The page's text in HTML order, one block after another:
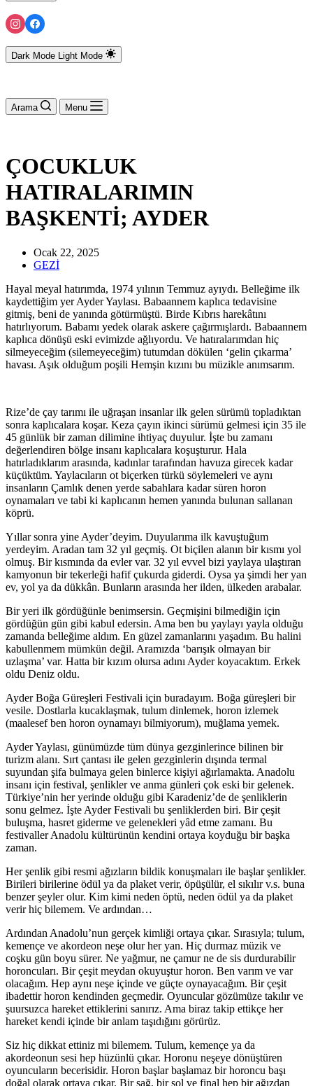
Dark Mode Light Mode
Arama Menu
ÇOCUKLUK
HATIRALARIMIN
BAŞKENTİ; AYDER
Ocak 22, 2025
GEZİ
Hayal meyal hatırımda, 1974 yılının Temmuz ayıydı. Belleğime ilk
kaydettiğim yer Ayder Yaylası. Babaannem kaplıca tedavisine
gitmiş, beni de yanında götürmüştü. Birde Kıbrıs harekâtını
hatırlıyorum. Babamı yedek olarak askere çağırmışlardı. Babaannem
kaplıca dönüşü eski evimizde ağlıyordu. Ve hatıralarımdan hiç
silmeyeceğim (silemeyeceğim) tutumdan dökülen ‘gelin çıkarma’
havası. Aşık olduğum poşili Hemşin kızını bu müzikle anımsarım.
Rize’de çay tarımı ile uğraşan insanlar ilk gelen sürümü topladıktan
sonra kaplıcalara koşar. Keza çayın ikinci sürümü gelmesi için 35 ile
45 günlük bir zaman dilimine ihtiyaç duyulur. İşte bu zamanı
değerlendiren bölge insanı kaplıcalara koşuşturur. Hala
hatırladıklarım arasında, kadınlar tarafından havuza girecek kadar
küçüktüm. Yaylacıların ot biçerken türkü söylemeleri ve aynı
insanların Çamlık denen yerde sabahlara kadar süren horon
oynamaları ve tabi ki kaplıcanın hemen yanında bulunan sallanan
köprü.
Yıllar sonra yine Ayder’deyim. Duyularıma ilk kavuştuğum
yerdeyim. Aradan tam 32 yıl geçmiş. Ot biçilen alanın bir kısmı yol
olmuş. Bir kısmında da evler var. 32 yıl evvel bizi yaylaya ulaştıran
kamyonun bir tekerleği hafif çukurda giderdi. Oysa ya şimdi her yan
ev, yol ya da dükkân. Bunların arasında her ilden, ülkeden arabalar.
Bir yeri ilk gördüğünle benimsersin. Geçmişini bilmediğin için
gördüğün gün gibi kabul edersin. Ama ben bu yaylayı yayla olduğu
zamanda belleğime aldım. En güzel zamanlarını yaşadım. Bu halini
kabullenmem mümkün değil. Aramızda ‘barışık olmayan bir
uzlaşma’ var. Hatta bir kızım olursa adını Ayder koyacaktım. Erkek
oldu Deniz oldu.
Ayder Boğa Güreşleri Festivali için buradayım. Boğa güreşleri bir
vesile. Dostlarla kucaklaşmak, tulum dinlemek, horon izlemek
(maalesef ben horon oynamayı bilmiyorum), muğlama yemek.
Ayder Yaylası, günümüzde tüm dünya gezginlerince bilinen bir
turizm alanı. Sırt çantası ile gelen gezginlerin dışında termal
suyundan şifa bulmaya gelen binlerce kişiyi ağırlamakta. Anadolu
insanı için festival, şenlikler ve anma günleri çok eski bir gelenek.
Türkiye’nin her yerinde olduğu gibi Karadeniz’de de şenliklerin
sonu gelmez. İşte Ayder Festivali bu şenliklerden biri. Bir çeşit
buluşma, hasret giderme ve gelenekleri yâd etme zamanı. Bu
festivaller Anadolu kültürünün kendini ortaya koyduğu bir başka
zaman.
Her şenlik gibi resmi ağızların bildik konuşmaları ile başlar şenlikler.
Birileri birilerine ödül ya da plaket verir, öpüşülür, el sıkılır v.s. buna
benzer şeyler olur. Kim kimi neden öptü, neden ödül ya da plaket
verir hiç bilemem. Ve ardından…
Ardından Anadolu’nun gerçek kimliği ortaya çıkar. Sırasıyla; tulum,
kemençe ve akordeon neşe olur her yan. Hiç durmaz müzik ve
coşku gün boyu sürer. Ne yağmur, ne çamur ne de sis durdurabilir
horoncuları. Bir çeşit meydan okuyuştur horon. Ben varım ve var
olacağım. Hep aynı neşe içinde ve güçte oynayacağım. Bir çeşit
ibadettir horon kendinden geçmedir. Oyuncular gözümüze takılır ve
şuursuzca hareket ettiklerini sanırız. Ama biraz takip ettikçe her
hareket kendi içinde bir anlam taşıdığını görürüz.
Siz hiç dikkat ettiniz mi bilemem. Tulum, kemençe ya da
akordeonun sesi hep hüzünlü çıkar. Horonu neşeye dönüştüren
oyuncuların becerisidir. Horon başlar başlamaz bir horoncu başı
doğal olarak ortaya çıkar. Bir sağ, bir sol ve final hep bir ağızdan